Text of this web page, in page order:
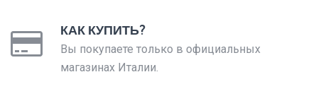
КАК КУПИТЬ?
Вы покупаете только в официальных
магазинах Италии.